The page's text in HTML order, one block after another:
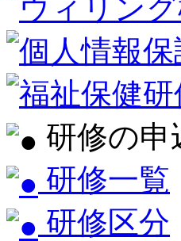
研修の申
研修一覧
研修区分